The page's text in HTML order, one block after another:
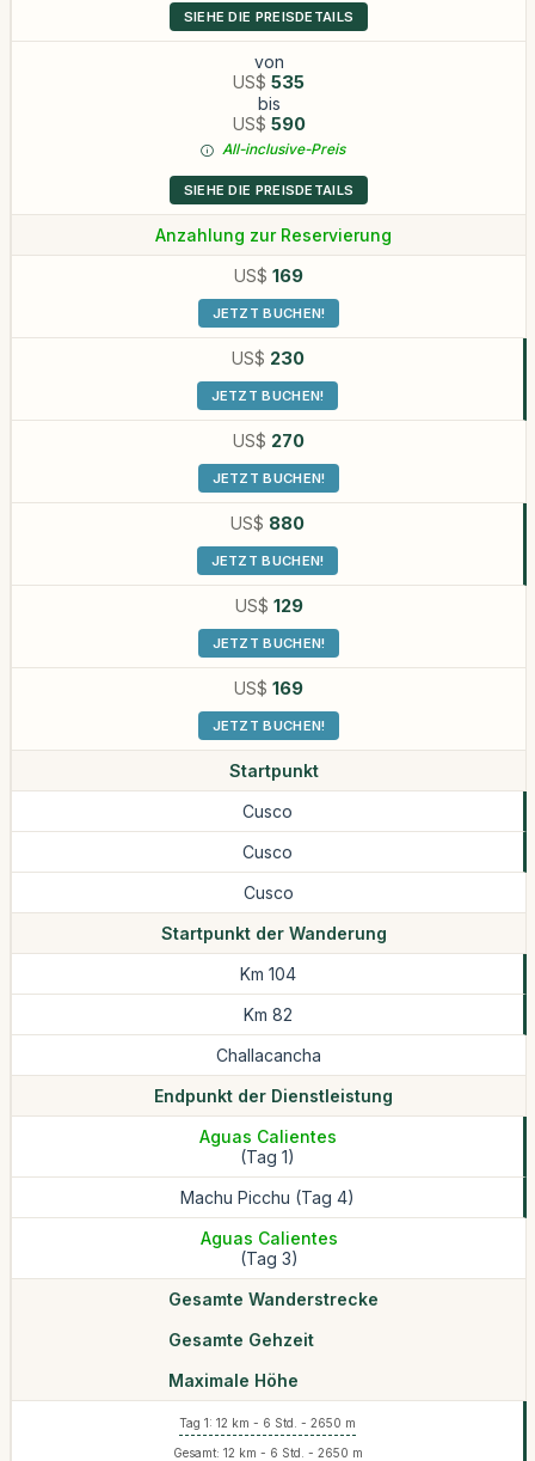
SIEHE DIE PREISDETAILS
von
US$ 535
bis
US$ 590
All-inclusive-Preis
SIEHE DIE PREISDETAILS
Anzahlung zur Reservierung
US$ 169
JETZT BUCHEN!
US$ 230
JETZT BUCHEN!
US$ 270
JETZT BUCHEN!
US$ 880
JETZT BUCHEN!
US$ 129
JETZT BUCHEN!
US$ 169
JETZT BUCHEN!
Startpunkt
Cusco
Cusco
Cusco
Startpunkt der Wanderung
Km 104
Km 82
Challacancha
Endpunkt der Dienstleistung
Aguas Calientes
(Tag 1)
Machu Picchu (Tag 4)
Aguas Calientes
(Tag 3)
Gesamte Wanderstrecke
Gesamte Gehzeit
Maximale Höhe
Tag 1: 12 km - 6 Std. - 2650 m
Gesamt: 12 km - 6 Std. - 2650 m